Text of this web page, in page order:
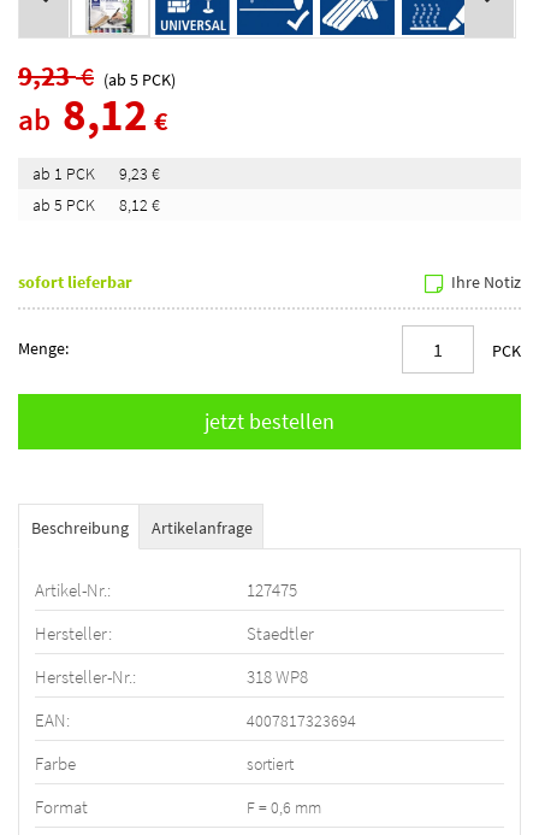
9,23€ (ab 5 PCK)
ab 8,12 €
ab 1 PCK
9,23 €
ab 5 PCK
8,12 €
sofort lieferbar Ihre Notiz
Menge: PCK
Beschreibung Artikelanfrage
Artikel-Nr.:
127475
Hersteller:
Staedtler
Hersteller-Nr.:
318 WP8
EAN:
4007817323694
Farbe sortiert
Format F = 0,6 mm